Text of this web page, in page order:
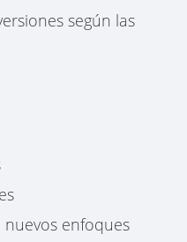
según las
enfoques